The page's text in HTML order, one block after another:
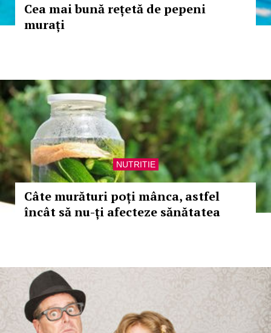
Cea mai bună rețetă de pepeni
murați
NUTRITIE
Câte murături poți mânca, astfel
încât să nu-ți afecteze sănătatea